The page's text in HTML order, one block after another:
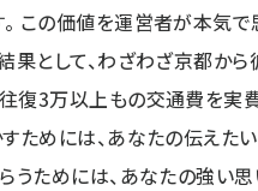
この価値を運営者が本気
果として、わざわざ京都から
復3万以上もの交通費を実
ためには、あなたの伝えた
うためには、あなたの強い思